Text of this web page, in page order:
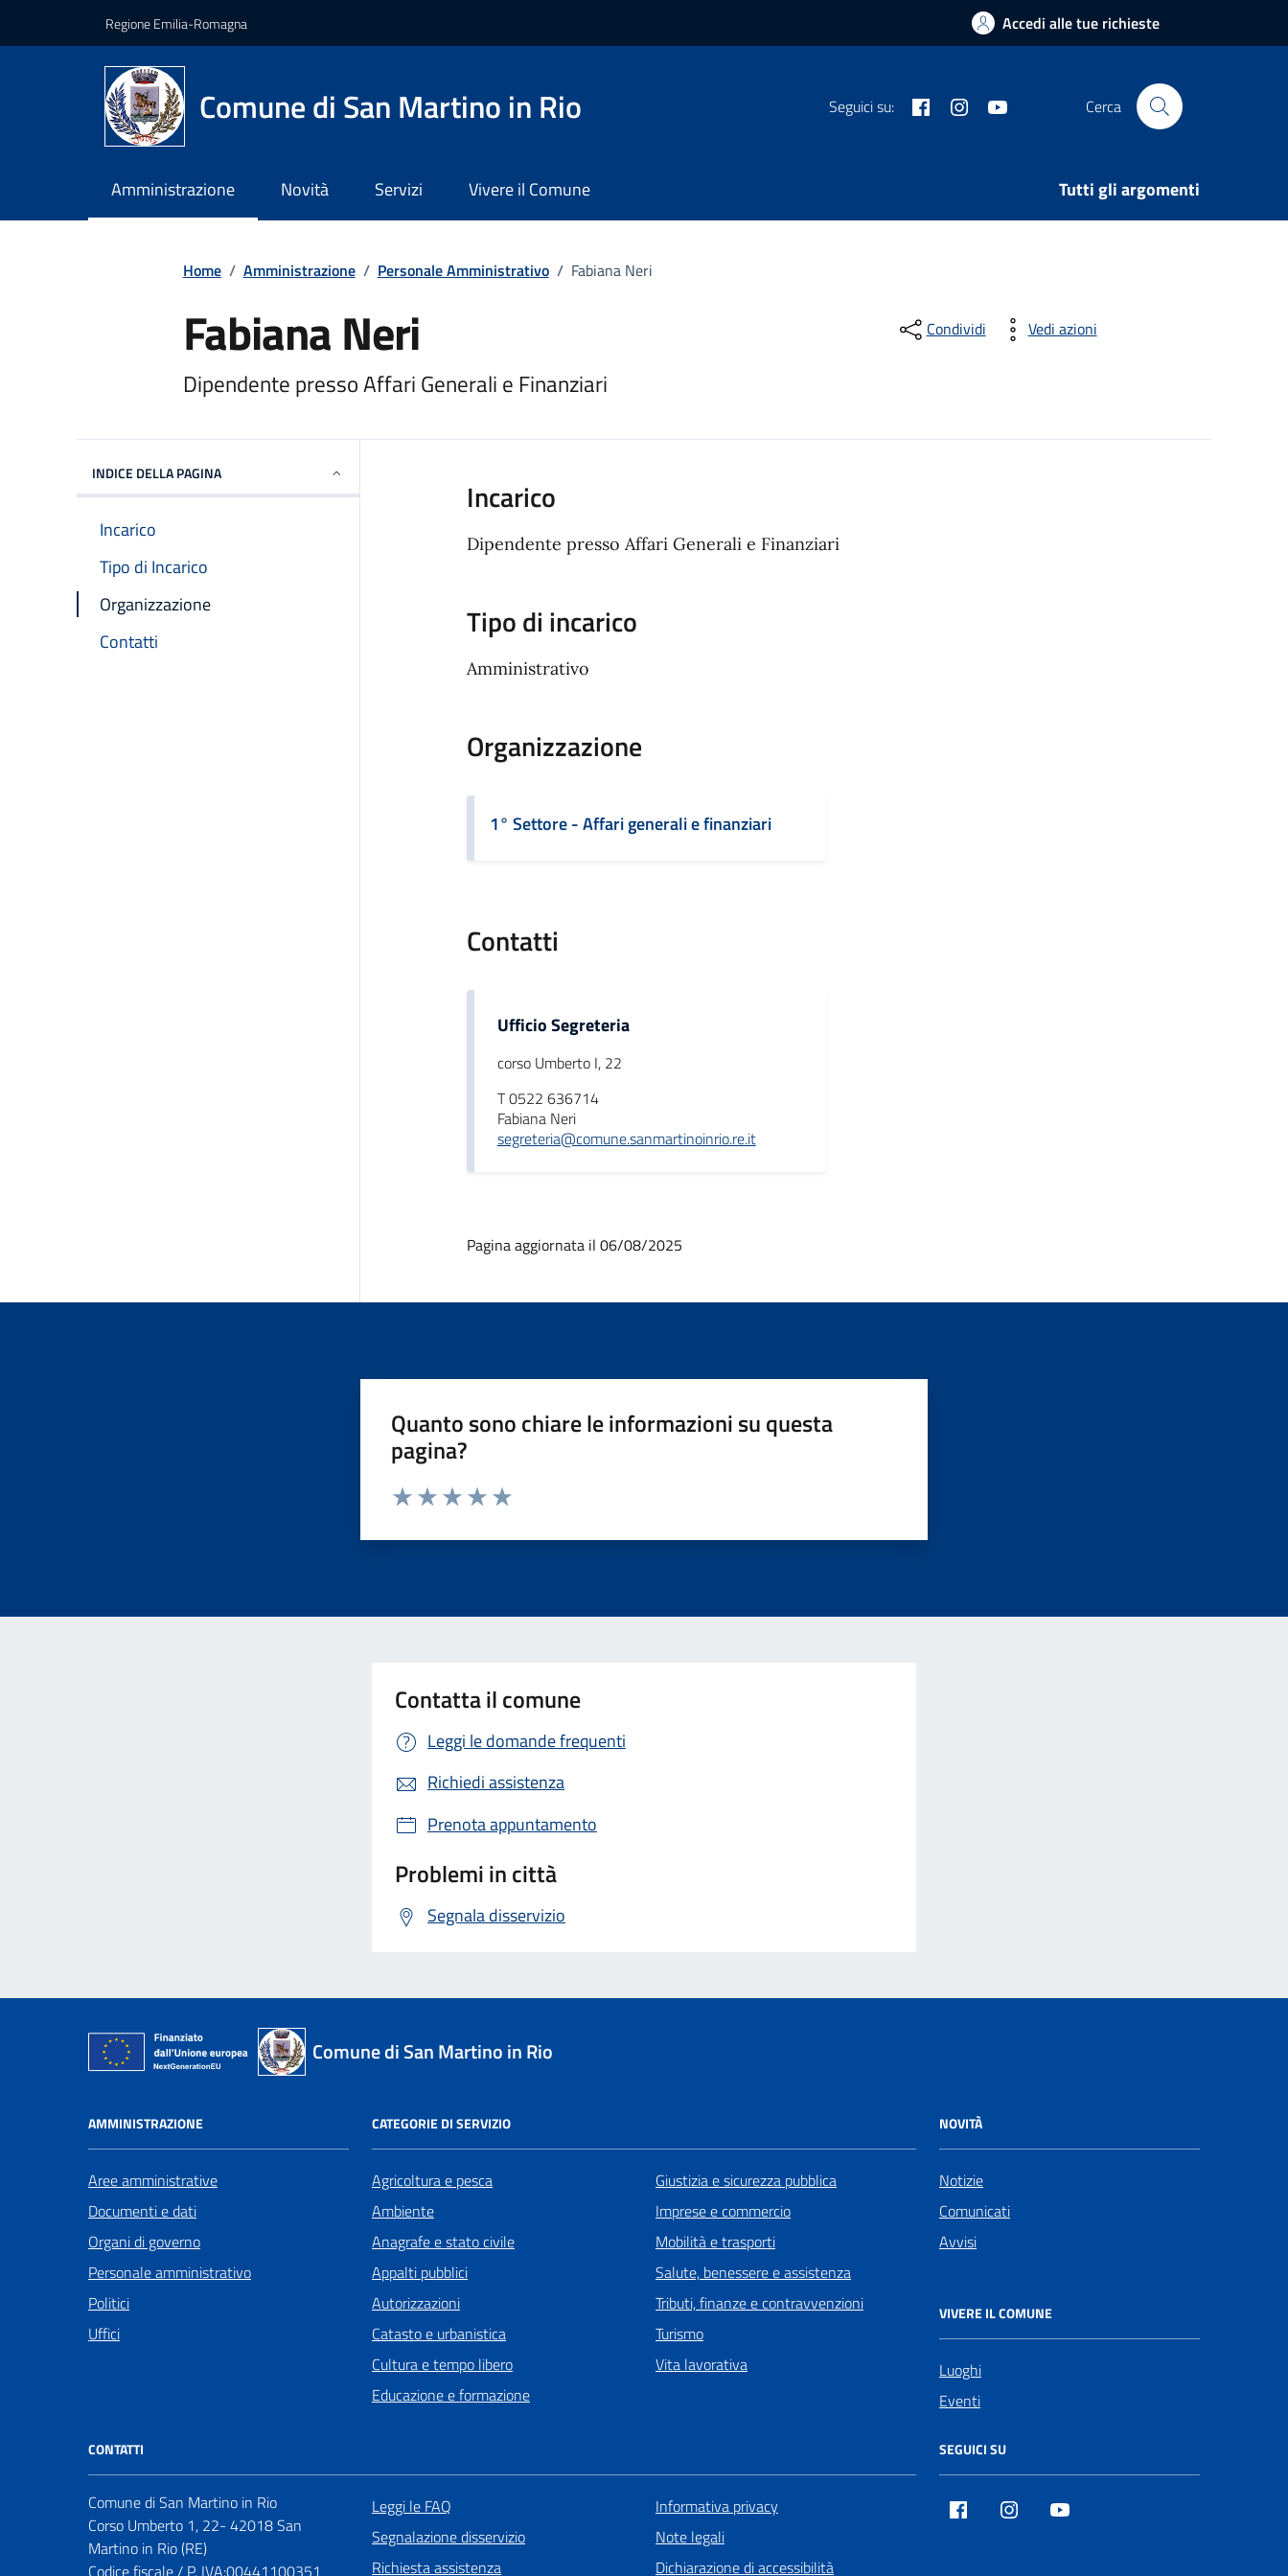
Regione Emilia-Romagna Accedi alle tue richieste
Comune di San Martino in Rio Seguici su: FacebookInstagram Cerca
Amministrazione Novità Servizi Vivere il Comune Tutti gli argomenti
Home / Amministrazione / Personale Amministrativo / Fabiana Neri
Fabiana Neri
Dipendente presso Affari Generali e Finanziari
Condividi Vedi azioni
INDICE DELLA PAGINA
Incarico
Tipo di Incarico
Organizzazione
Contatti
Incarico
Dipendente presso Affari Generali e Finanziari
Tipo di incarico
Amministrativo
Organizzazione
1° Settore - Affari generali e finanziari
Contatti
Ufficio Segreteria
corso Umberto I, 22
T 0522 636714
Fabiana Neri
segreteria@comune.sanmartinoinrio.re.it
Pagina aggiornata il 06/08/2025
Quanto sono chiare le informazioni su questa
pagina?
Contatta il comune
Leggi le domande frequenti
Richiedi assistenza
Prenota appuntamento
Problemi in città
Segnala disservizio
Comune di San Martino in Rio
AMMINISTRAZIONE
Aree amministrative
Documenti e dati
Organi di governo
Personale amministrativo
Politici
Uffici
CATEGORIE DI SERVIZIO
Agricoltura e pesca
Ambiente
Anagrafe e stato civile
Appalti pubblici
Autorizzazioni
Catasto e urbanistica
Cultura e tempo libero
Educazione e formazione
Giustizia e sicurezza pubblica
Imprese e commercio
Mobilità e trasporti
Salute, benessere e assistenza
Tributi, finanze e contravvenzioni
Turismo
Vita lavorativa
NOVITÀ
Notizie
Comunicati
Avvisi
VIVERE IL COMUNE
Luoghi
Eventi
CONTATTI
Comune di San Martino in Rio
Corso Umberto 1, 22- 42018 San
Martino in Rio (RE)
Codice fiscale / P. IVA:00441100351
Leggi le FAQ
Segnalazione disservizio
Richiesta assistenza
Informativa privacy
Note legali
Dichiarazione di accessibilità
SEGUICI SU
Facebook Instagram